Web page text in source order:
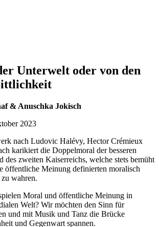
Unterwelt oder von den
& Anuschka Jokisch
2023
nach Ludovic Halévy, Hector Crémieux
karikiert die Doppelmoral der besseren
des zweiten Kaiserreichs, welche stets bemüht
öffentliche Meinung definierten moralisch
wahren.
Moral und öffentliche Meinung in
Welt? Wir möchten den Sinn für
und mit Musik und Tanz die Brücke
und Gegenwart spannen.